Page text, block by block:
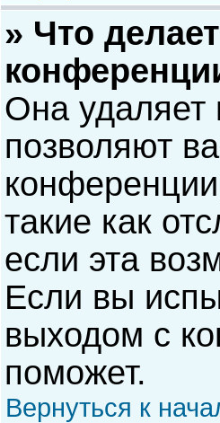
» Что
Она удаляет
позволяют
такие как
если эта
Если вы
выходом с
поможет.
Вернуться к